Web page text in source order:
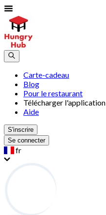
Carte-cadeau
Blog
Pour le restaurant
Télécharger l'application
Aide
S'inscrire
Se connecter
fr